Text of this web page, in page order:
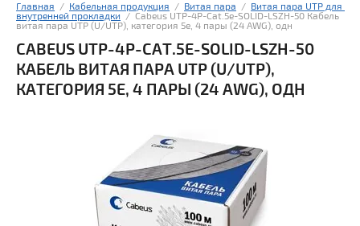
Главная
  /
Кабельная продукция
  /
Витая пара
  /
Витая пара UTP для
внутренней прокладки
  /  Cabeus UTP-4P-Cat.5e-SOLID-LSZH-50 Кабель
витая пара UTP (U/UTP), категория 5e, 4 пары (24 AWG), одн
CABEUS UTP-4P-CAT.5E-SOLID-LSZH-50
КАБЕЛЬ ВИТАЯ ПАРА UTP (U/UTP),
КАТЕГОРИЯ 5E, 4 ПАРЫ (24 AWG), ОДН